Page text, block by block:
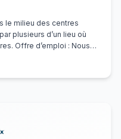
le milieu des centres
plusieurs d’un lieu où
Offre d’emploi : Nous